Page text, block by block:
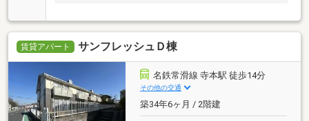
賃貸アパート サンフレッシュＤ棟
名鉄常滑線 寺本駅 徒歩14分
その他の交通
築34年6ヶ月 / 2階建